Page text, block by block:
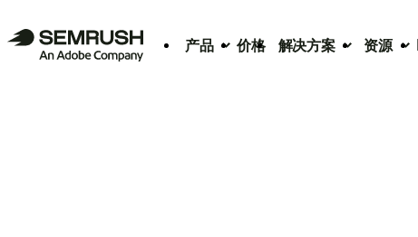
产品 价格 解决方案 资源